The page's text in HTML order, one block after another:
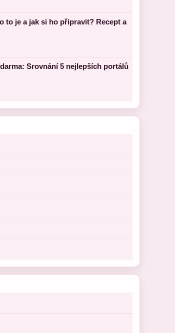
to je a jak si ho připravit? Recept a
Srovnání 5 nejlepších portálů